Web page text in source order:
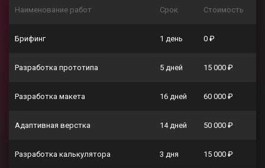
Наименование работ Срок Стоимость
Брифинг 1 день 0 ₽
Разработка прототипа 5 дней 15 000 ₽
Разработка макета 16 дней 60 000 ₽
Адаптивная верстка 14 дней 50 000 ₽
Разработка калькулятора 3 дня 15 000 ₽